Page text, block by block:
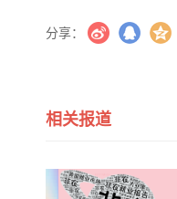
分享：
相关报道